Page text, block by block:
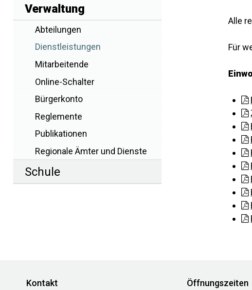
Verwaltung
Abteilungen
Dienstleistungen
Mitarbeitende
Online-Schalter
Bürgerkonto
Reglemente
Publikationen
Regionale Ämter und Dienste
Schule
Alle
Für
Kontakt Öffnungszeiten